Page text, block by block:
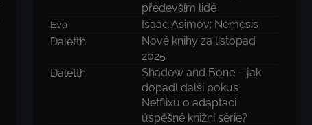
především lidé
Eva
Isaac Asimov: Nemesis
Daletth
Nové knihy za listopad
2025
Daletth
Shadow and Bone – jak
dopadl další pokus
Netflixu o adaptaci
úspěšné knižní série?